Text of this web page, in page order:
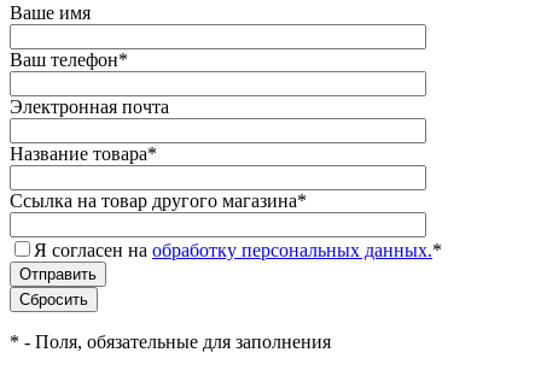
Ваше имя
Ваш телефон*
Электронная почта
Название товара*
Ссылка на товар другого магазина*
Я согласен на обработку персональных данных.*
* - Поля, обязательные для заполнения